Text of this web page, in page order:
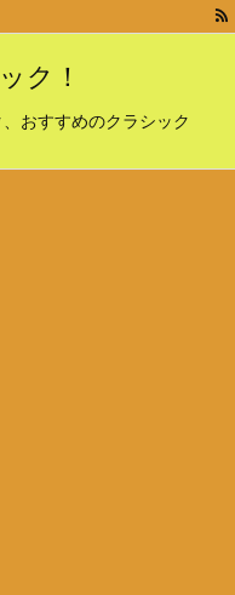
ク！
おすすめのクラシック